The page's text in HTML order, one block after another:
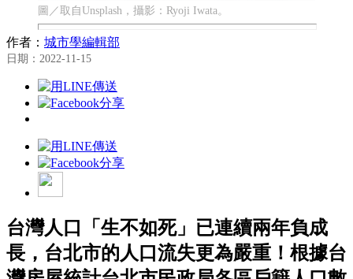
圖／取自Unsplash，攝影：Ryoji Iwata。
作者： 城市學編輯部
日期：2022-11-15
台灣人口「生不如死」已連續兩年負成
長，台北市的人口流失更為嚴重！根據台